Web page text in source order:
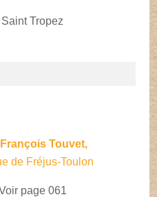
François Touvet,
de Fréjus-Toulon
page 061